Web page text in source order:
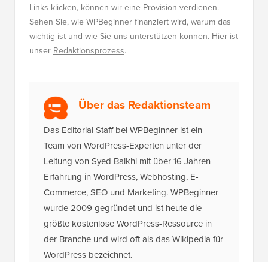
Links klicken, können wir eine Provision verdienen.
Sehen Sie, wie WPBeginner finanziert wird, warum das
wichtig ist und wie Sie uns unterstützen können. Hier ist
unser Redaktionsprozess.
Über das Redaktionsteam
Das Editorial Staff bei WPBeginner ist ein
Team von WordPress-Experten unter der
Leitung von Syed Balkhi mit über 16 Jahren
Erfahrung in WordPress, Webhosting, E-
Commerce, SEO und Marketing. WPBeginner
wurde 2009 gegründet und ist heute die
größte kostenlose WordPress-Ressource in
der Branche und wird oft als das Wikipedia für
WordPress bezeichnet.